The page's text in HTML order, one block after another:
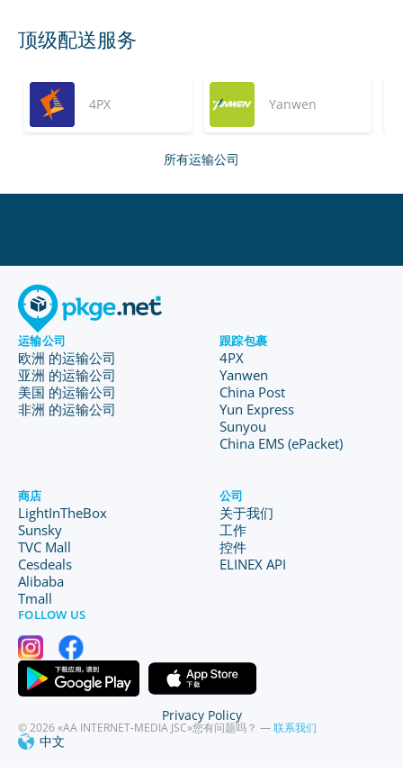
顶级配送服务
4PX Yanwen
所有运输公司
运输公司
欧洲 的运输公司
亚洲 的运输公司
美国 的运输公司
非洲 的运输公司
跟踪包裹
4PX
Yanwen
China Post
Yun Express
Sunyou
China EMS (ePacket)
商店
LightInTheBox
Sunsky
TVC Mall
Cesdeals
Alibaba
Tmall
公司
关于我们
工作
控件
ELINEX API
FOLLOW US
© 2026 «AA INTERNET-MEDIA JSC»您有问题吗？ —联系我们
中文
Privacy Policy